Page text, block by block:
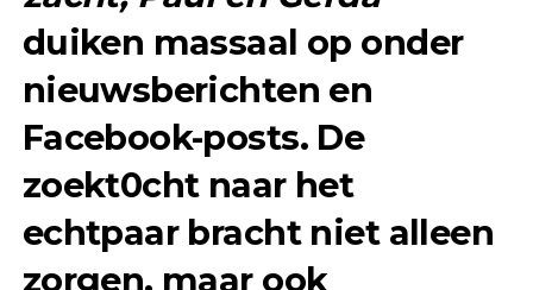
duiken massaal op onder
nieuwsberichten en
Facebook-posts. De
zoekt0cht naar het
echtpaar bracht niet alleen
zorgen, maar ook